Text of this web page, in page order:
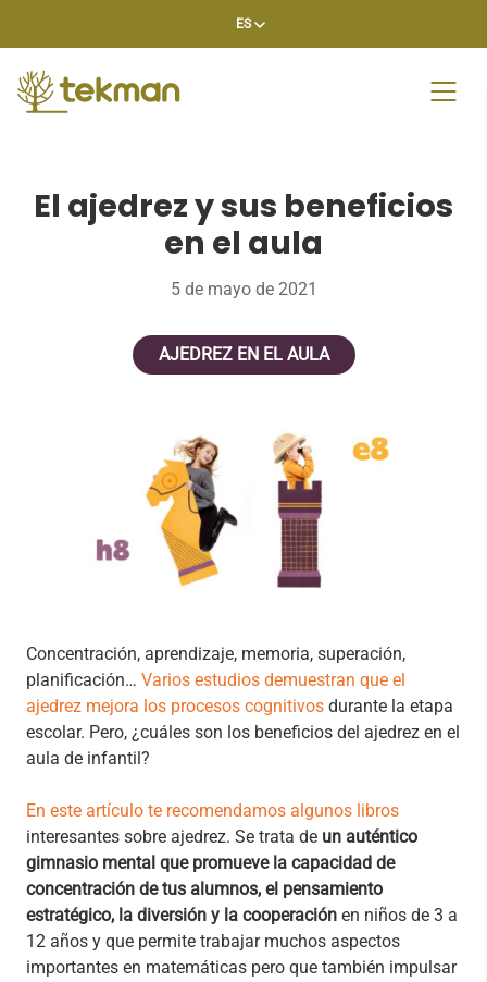
ES
El ajedrez y sus beneficios
en el aula
5 de mayo de 2021
AJEDREZ EN EL AULA
Concentración, aprendizaje, memoria, superación,
planificación… Varios estudios demuestran que el
ajedrez mejora los procesos cognitivos durante la etapa
escolar. Pero, ¿cuáles son los beneficios del ajedrez en el
aula de infantil?
En este artículo te recomendamos algunos libros
interesantes sobre ajedrez. Se trata de un auténtico
gimnasio mental que promueve la capacidad de
concentración de tus alumnos, el pensamiento
estratégico, la diversión y la cooperación en niños de 3 a
12 años y que permite trabajar muchos aspectos
importantes en matemáticas pero que también impulsar